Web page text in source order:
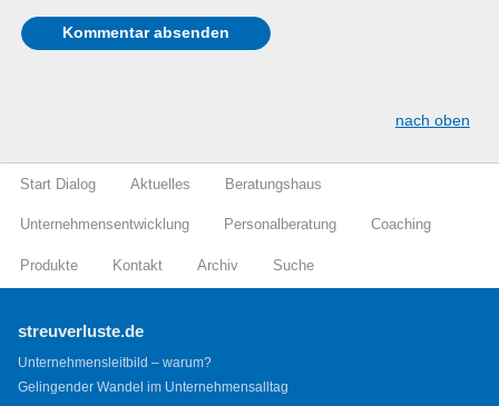
nach oben
Start Dialog Aktuelles Beratungshaus
Unternehmensentwicklung Personalberatung Coaching
Produkte Kontakt Archiv Suche
streuverluste.de
Unternehmensleitbild – warum?
Gelingender Wandel im Unternehmensalltag